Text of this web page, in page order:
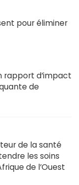
pour éliminer
rapport d’impact
de
de la santé
les soins
de l’Ouest